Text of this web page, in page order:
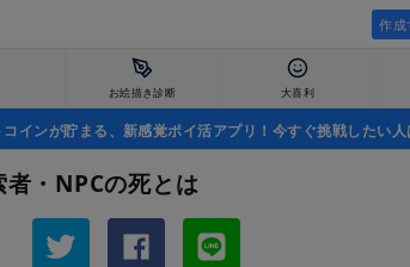
作成
お絵描き診断 大喜利
インが貯まる、新感覚ポイ活アプリ！今すぐ挑戦したい人
・NPCの死とは